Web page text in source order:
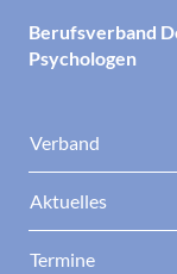
Berufsverband
Psychologen
Verband
Aktuelles
Termine